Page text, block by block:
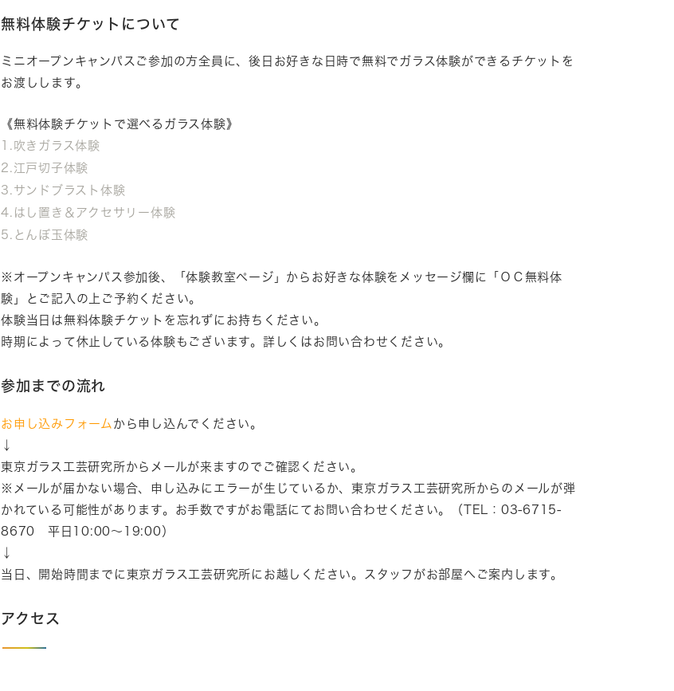
無料体験チケットについて
ミニオープンキャンパスご参加の方全員に、後日お好きな日時で無料でガラス体験ができるチケットを
お渡しします。
《無料体験チケットで選べるガラス体験》
1.吹きガラス体験
2.江戸切子体験
3.サンドブラスト体験
4.はし置き＆アクセサリー体験
5.とんぼ玉体験
※オープンキャンパス参加後、「体験教室ページ 」 からお好きな体験をメッセージ欄に「ＯＣ無料体
験」とご記入の上ご予約ください。
体験当日は無料体験チケットを忘れずにお持ちください。
時期によって休止している体験もございます。詳しくはお問い合わせください。
参加までの流れ
お申し込みフォーム から申し込んでください。
↓
東京ガラス工芸研究所からメールが来ますのでご確認ください。
※メールが届かない場合、申し込みにエラーが生じているか、東京ガラス工芸研究所からのメールが弾
かれている可能性があります。お手数ですがお電話にてお問い合わせください。（TEL：03-6715-
8670 平日10:00～19:00）
↓
当日、開始時間までに東京ガラス工芸研究所にお越しください。スタッフがお部屋へご案内します。
アクセス